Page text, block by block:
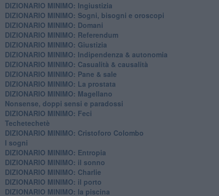
DIZIONARIO MINIMO: ​Ingiustizia
DIZIONARIO MINIMO: ​Sogni, bisogni e oroscopi
DIZIONARIO MINIMO: Domani
DIZIONARIO MINIMO: Referendum
DIZIONARIO MINIMO: Giustizia
DIZIONARIO MINIMO: ​Indipendenza & autonomia
DIZIONARIO MINIMO: ​Casualità & causalità
​DIZIONARIO MINIMO: Pane & sale
DIZIONARIO MINIMO: La prostata
​DIZIONARIO MINIMO: Magellano
Nonsense, doppi sensi e paradossi
DIZIONARIO MINIMO: Feci
Techetechetè
DIZIONARIO MINIMO: Cristoforo Colombo
I sogni
DIZIONARIO MINIMO: Entropia
DIZIONARIO MINIMO: il sonno
DIZIONARIO MINIMO: Charlie
DIZIONARIO MINIMO: il porto
DIZIONARIO MINIMO: la piscina